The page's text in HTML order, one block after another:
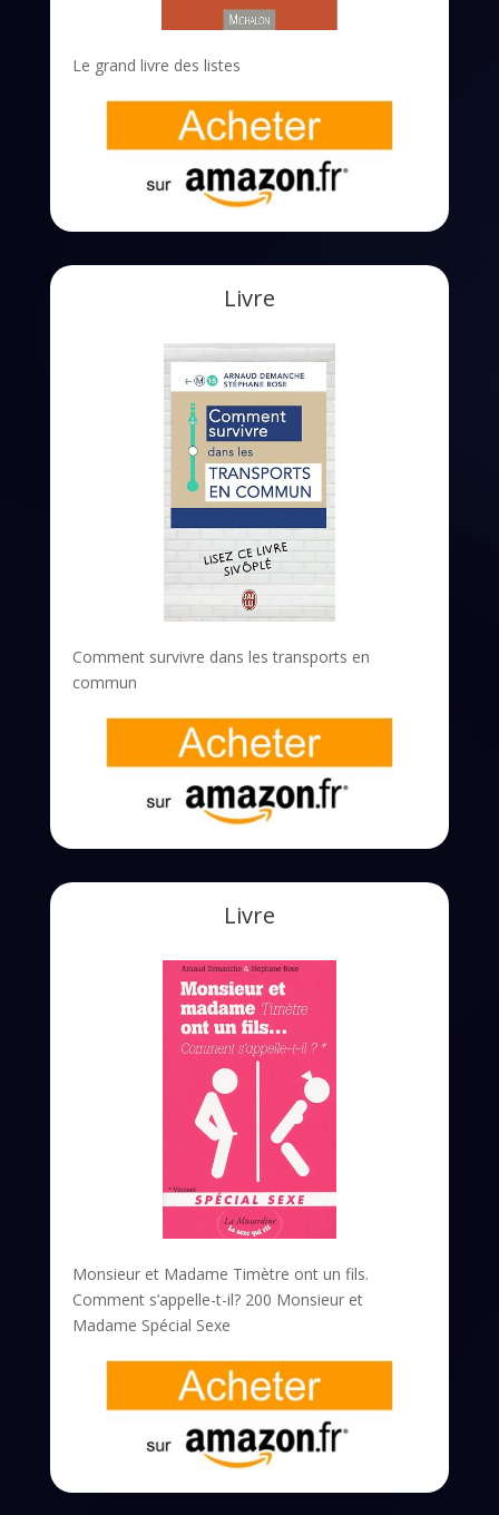
Le grand livre des listes
Livre
Comment survivre dans les transports en
commun
Livre
Monsieur et Madame Timètre ont un fils.
Comment s’appelle-t-il? 200 Monsieur et
Madame Spécial Sexe